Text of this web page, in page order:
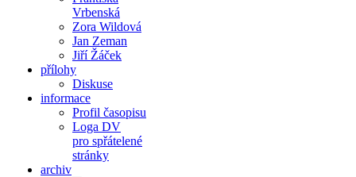
Vrbenská
Zora Wildová
Jan Zeman
Jiří Žáček
přílohy
Diskuse
informace
Profil časopisu
Loga DV
pro spřátelené
stránky
archiv